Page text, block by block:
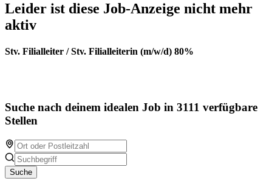
Leider ist diese Job-Anzeige nicht mehr
aktiv
Stv. Filialleiter / Stv. Filialleiterin (m/w/d) 80%
Suche nach deinem idealen Job in 3111 verfügbare
Stellen
Suche